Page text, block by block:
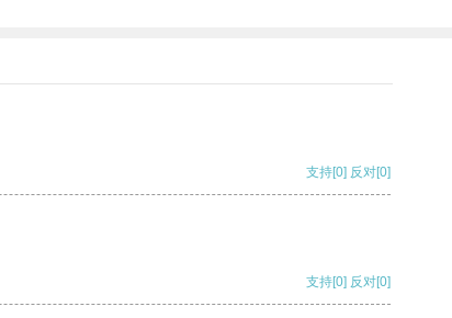
支持[0] 反对[0]
支持[0] 反对[0]